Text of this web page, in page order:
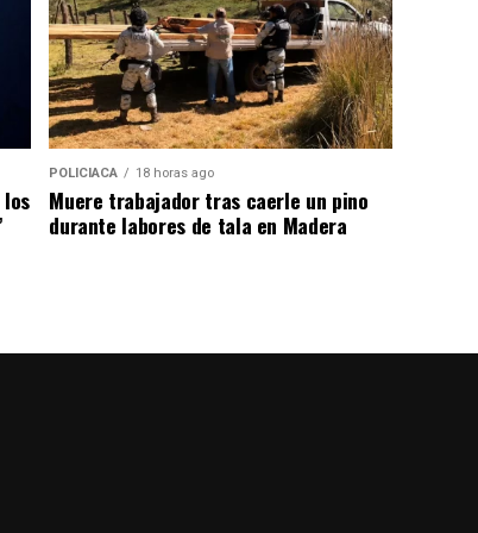
POLICIACA 18 horas ago
Muere trabajador tras caerle un pino
durante labores de tala en Madera